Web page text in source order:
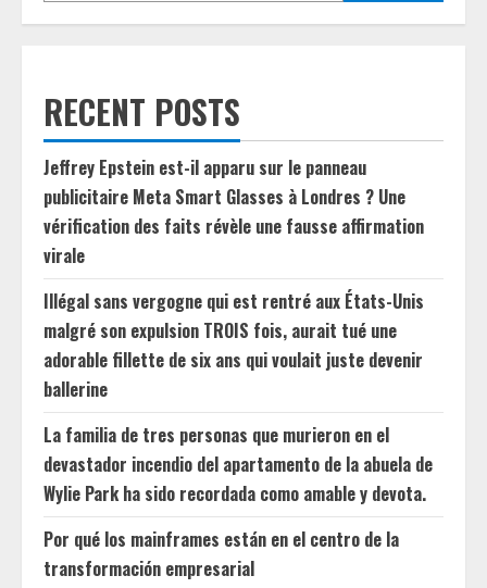
RECENT POSTS
Jeffrey Epstein est-il apparu sur le panneau
publicitaire Meta Smart Glasses à Londres ? Une
vérification des faits révèle une fausse affirmation
virale
Illégal sans vergogne qui est rentré aux États-Unis
malgré son expulsion TROIS fois, aurait tué une
adorable fillette de six ans qui voulait juste devenir
ballerine
La familia de tres personas que murieron en el
devastador incendio del apartamento de la abuela de
Wylie Park ha sido recordada como amable y devota.
Por qué los mainframes están en el centro de la
transformación empresarial